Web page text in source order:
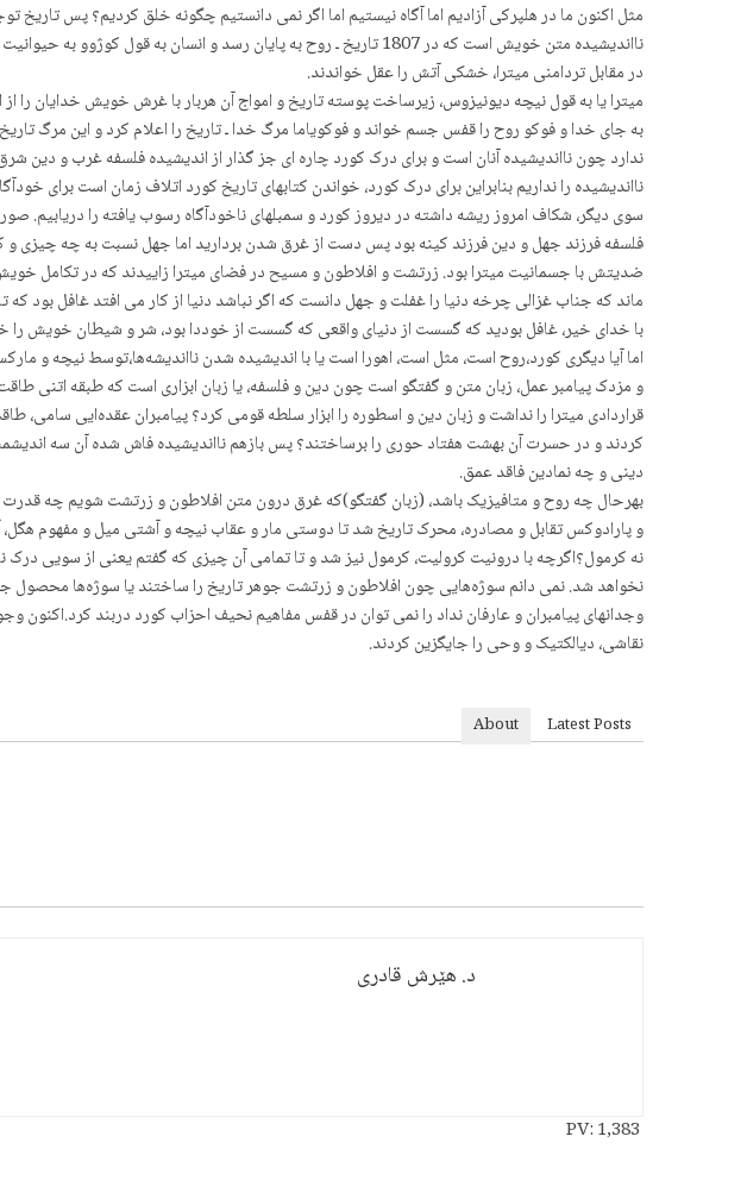
مثل اکنون ما در هلپرکی آزادیم اما آگاه نیستیم اما اگر نمی دانستیم چگونه خلق کردیم؟ پس
نااندیشیده متن خویش است که در 1807 تاریخ ـ روح به پایان رسد و
در مقابل تردامنی میترا، خشکی آتش را عقل خواندند.
میترا یا به قول نیچه دیونیزوس، زیرساخت پوسته تاریخ و امواج آن هربار با غرش خویش خدایان
به جای خدا و فوکو روح را قفس جسم خواند و فوکویاما مرگ خدا ـ تاریخ را اعلام کرد و این مرگ
ندارد چون نااندیشیده آنان است و برای درک کورد چاره ای جز گذار از اندیشیده فلسفه غرب و دین
نااندیشیده را نداریم بنابراین برای درک کورد، خواندن کتابهای تاریخ کورد اتلاف زمان است برای
سوی دیگر، شکاف امروز ریشه داشته در دیروز کورد و سمبلهای ناخودآگاه رسوب یافته را دریابیم.
فلسفه فرزند جهل و دین فرزند کینه بود پس دست از غرق شدن بردارید اما جهل نسبت به چه چیزی
ضدیتش با جسمانیت میترا بود. زرتشت و افلاطون و مسیح در فضای میترا زاییدند که در تکامل
ماند که جناب غزالی چرخه دنیا را غفلت و جهل دانست که اگر نباشد دنیا از کار می افتد غافل بود
با خدای خیر، غافل بودید که گسست از دنیای واقعی کە گسست از خوددا بود، شر و شیطان خویش را
اما آیا دیگری کورد،روح است، مثل است، اهورا است یا با اندیشیده شدن نااندیشەها،توسط نیچه
و مزدک پیامبر عمل، زبان متن و گفتگو است چون دین و فلسفه، یا زبان ابزاری است که طبقه اتنی
قراردادی میترا را نداشت و زبان دین و اسطوره را ابزار سلطه قومی کرد؟ پیامبران عقدەایی
کردند و در حسرت آن بهشت هفتاد حوری را برساختند؟ پس بازهم نااندیشیده فاش شده آن سه
دینی و چه نمادین فاقد عمق.
بهرحال چه روح و متافیزیک باشد، (زبان گفتگو)که غرق درون متن افلاطون و زرتشت شویم چه قدرت
و پارادوکس تقابل و مصادره، محرک تاریخ شد تا دوستی مار و عقاب نیچه و آشتی میل و مفهوم هگل،
نه کرمول؟اگرچه با درونیت کرولیت، کرمول نیز شد و تا تمامی آن چیزی که گفتم یعنی از سویی درک
نخواهد شد. نمی دانم سوژەهایی چون افلاطون و زرتشت جوهر تاریخ را ساختند یا سوژەها محصول
وجدانهای پیامبران و عارفان نداد را نمی توان در قفس مفاهیم نحیف احزاب کورد دربند
نقاشی، دیالکتیک و وحی را جایگزین کردند.
About Latest Posts
د. هێرش قادری
PV:1,383